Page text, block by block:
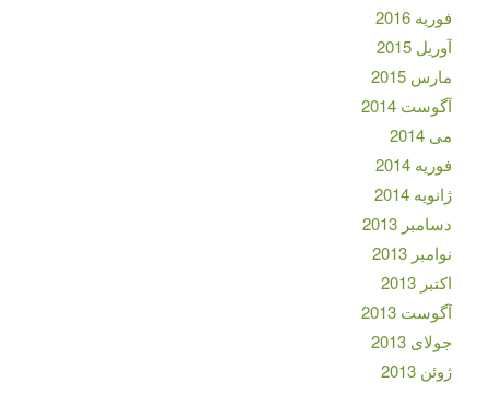
فوریه 2016
آوریل 2015
مارس 2015
آگوست 2014
می 2014
فوریه 2014
ژانویه 2014
دسامبر 2013
نوامبر 2013
اکتبر 2013
آگوست 2013
جولای 2013
ژوئن 2013